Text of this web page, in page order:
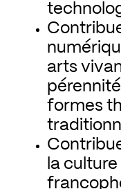
arts
formes
la